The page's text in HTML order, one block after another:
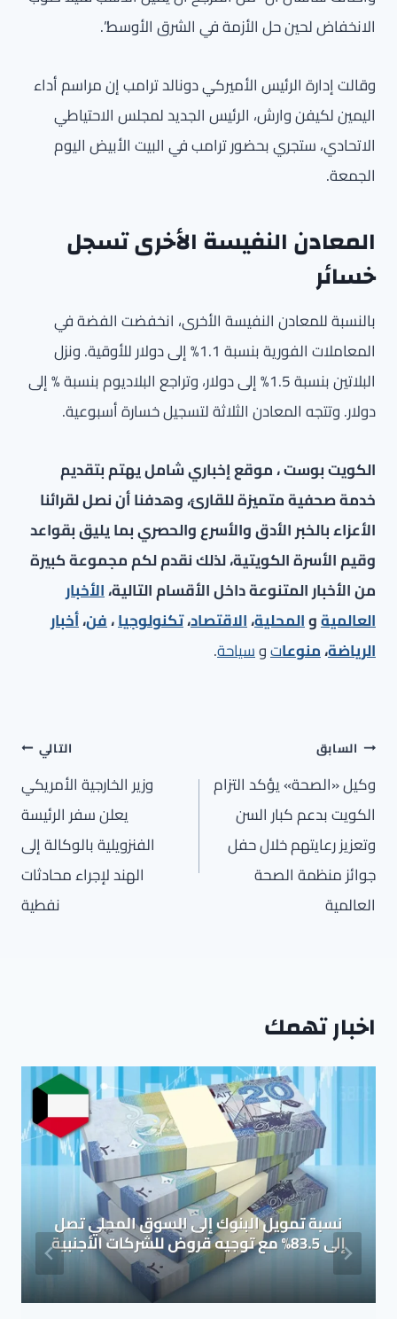
الانخفاض لحين حل الأزمة في الشرق الأوسط”.
وقالت إدارة الرئيس الأميركي دونالد ترامب إن مراسم أداء
اليمين لكيفن وارش، الرئيس الجديد لمجلس الاحتياطي
الاتحادي، ستجري بحضور ترامب في البيت الأبيض اليوم
الجمعة.
المعادن النفيسة الأخرى تسجل
خسائر
بالنسبة للمعادن النفيسة الأخرى، انخفضت الفضة في
المعاملات الفورية بنسبة 1.1% إلى دولار للأوقية. ونزل
البلاتين بنسبة 1.5% إلى دولار، وتراجع البلاديوم بنسبة % إلى
دولار. وتتجه المعادن الثلاثة لتسجيل خسارة أسبوعية.
الكويت بوست ، موقع إخباري شامل يهتم بتقديم
خدمة صحفية متميزة للقارئ، وهدفنا أن نصل لقرائنا
الأعزاء بالخبر الأدق والأسرع والحصري بما يليق بقواعد
وقيم الأسرة الكويتية، لذلك نقدم لكم مجموعة كبيرة
من الأخبار المتنوعة داخل الأقسام التالية،الأخبار
العالميةوالمحلية،الاقتصاد،تكنولوجيا،فن،أخبار
الرياضة،منوعاتوسياحة.
تصفّح
المقالات
السابق
وكيل «الصحة» يؤكد التزام
الكويت بدعم كبار السن
وتعزيز رعايتهم خلال حفل
جوائز منظمة الصحة
العالمية
التالي
وزير الخارجية الأمريكي
يعلن سفر الرئيسة
الفنزويلية بالوكالة إلى
الهند لإجراء محادثات
نفطية
اخبار تهمك